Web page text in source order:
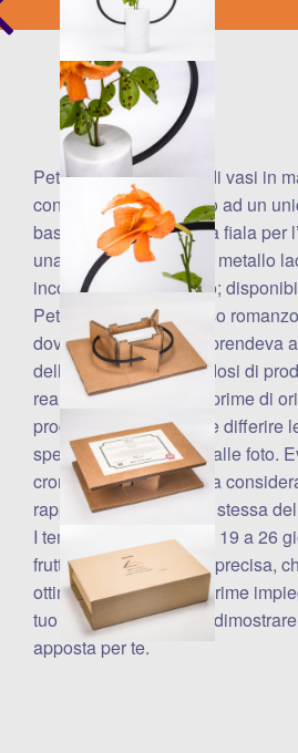
Petit è una collezione di vasi in
contenere e dare risalto ad un
base ospita una piccola fiala per
una leggera struttura in metallo
incornicia il fiore stesso;
Petit è ispirato al famoso
dove il protagonista si prendeva
della sua rosa. Trattandosi di
realizzata con materie prime di
prodotto finale potrebbe differire
specifiche tecniche e dalle foto.
cromatiche non sono da
rappresentano l’unicità stessa
I tempi di consegna, da 19 a 26
frutto di una scelta ben precisa,
ottimizzare le materie prime
tuo prodotto per poterti
apposta per te.